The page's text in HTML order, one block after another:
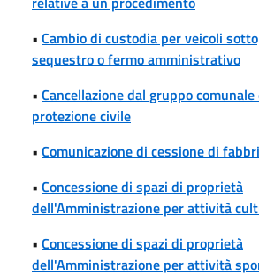
• Cambio di custodia per veicoli
sequestro o fermo amministrativo
• Cancellazione dal gruppo
protezione civile
• Comunicazione di cessione di
• Concessione di spazi di proprietà
dell'Amministrazione per attività
• Concessione di spazi di proprietà
dell'Amministrazione per attività